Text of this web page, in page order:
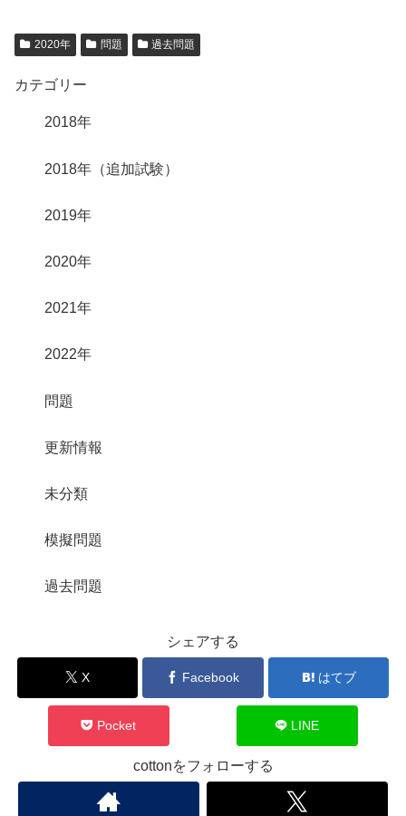
2020年 問題 過去問題
カテゴリー
2018年
2018年（追加試験）
2019年
2020年
2021年
2022年
問題
更新情報
未分類
模擬問題
過去問題
シェアする
X Facebook はてブ
Pocket LINE
cottonをフォローする